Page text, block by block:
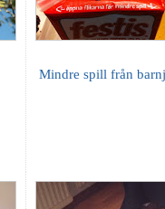
Mindre spill från